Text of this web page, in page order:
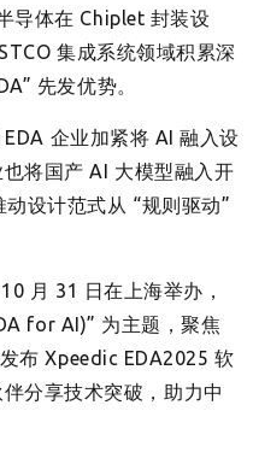
导体在 Chiplet 封装设
集成系统领域积累深
先发优势。
企业加紧将 AI 融入设
将国产 AI 大模型融入开
设计范式从 “规则驱动”
月 31 日在上海举办，
for AI)” 为主题，聚焦
布 Xpeedic EDA2025 软
分享技术突破，助力中